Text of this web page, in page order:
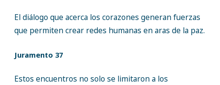
El diálogo que acerca los corazones generan fuerzas
que permiten crear redes humanas en aras de la paz.
Juramento 37
Estos encuentros no solo se limitaron a los